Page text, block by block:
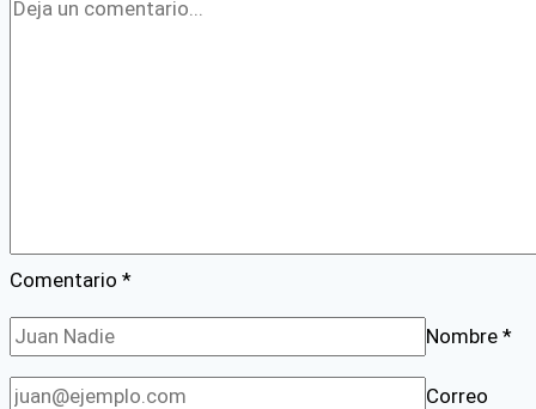
de
Comentario *
Nombre *
Correo